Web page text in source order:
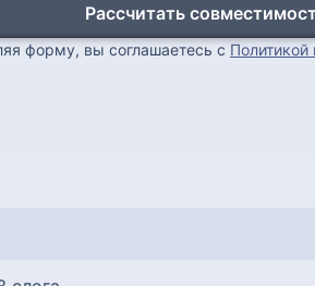
Рассчитать
форму, вы соглашаетесь с Политикой